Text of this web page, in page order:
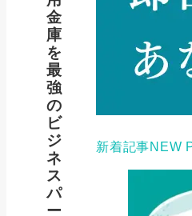
金
庫
を
最
強
の
ビ
ジ
ネ
ス
パ
ー
新着記事NEW